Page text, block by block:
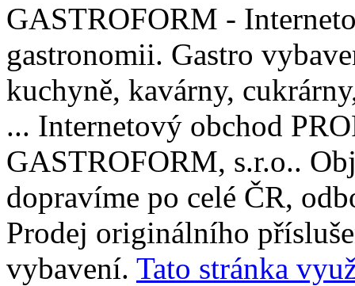
GASTROFORM -
gastronomii. Gastro
kuchyně, kavárny,
... Internetový obchod
GASTROFORM, s.r.o..
dopravíme po celé ČR,
Prodej originálního
vybavení. Tato stránka